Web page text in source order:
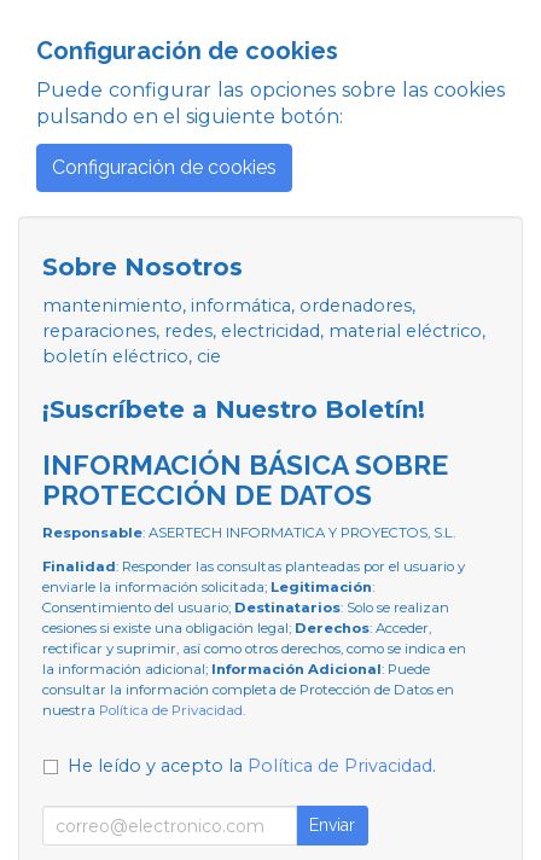
Configuración de cookies
Puede configurar las opciones sobre las cookies
pulsando en el siguiente botón:
Configuración de cookies
Sobre Nosotros
mantenimiento, informática, ordenadores,
reparaciones, redes, electricidad, material eléctrico,
boletín eléctrico, cie
¡Suscríbete a Nuestro Boletín!
INFORMACIÓN BÁSICA SOBRE
PROTECCIÓN DE DATOS
Responsable: ASERTECH INFORMATICA Y PROYECTOS, S.L.
Finalidad: Responder las consultas planteadas por el usuario y
enviarle la información solicitada; Legitimación:
Consentimiento del usuario; Destinatarios: Solo se realizan
cesiones si existe una obligación legal; Derechos: Acceder,
rectificar y suprimir, así como otros derechos, como se indica en
la información adicional; Información Adicional: Puede
consultar la información completa de Protección de Datos en
nuestra Política de Privacidad.
He leído y acepto la Política de Privacidad.
Enviar